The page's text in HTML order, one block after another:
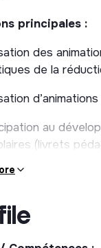
principales :
des
de la
au
(livrets
au
aux
et des micro-